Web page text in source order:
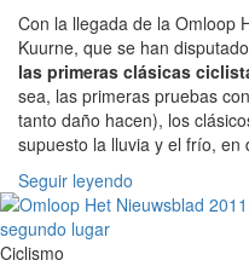
Con la llegada de la Omloop
Kuurne, que se han
las primeras clásicas
sea, las primeras pruebas
tanto daño hacen), los
supuesto la lluvia y el frío, en
Seguir leyendo
Ciclismo